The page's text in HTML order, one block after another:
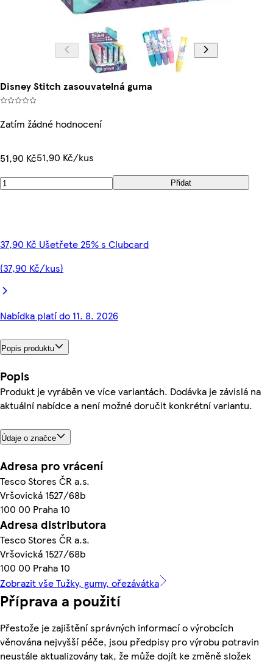
Disney Stitch zasouvatelná guma
Zatím žádné hodnocení
51,90 Kč51,90 Kč/kus
Přidat
37,90 Kč Ušetřete 25% s Clubcard
(37,90 Kč/kus)
Nabídka platí do 11. 8. 2026
Popis produktu
Popis
Produkt je vyráběn ve více variantách. Dodávka je závislá na
aktuální nabídce a není možné doručit konkrétní variantu.
Údaje o značce
Adresa pro vrácení
Tesco Stores ČR a.s.
Vršovická 1527/68b
100 00 Praha 10
Adresa distributora
Tesco Stores ČR a.s.
Vršovická 1527/68b
100 00 Praha 10
Zobrazit vše Tužky, gumy, ořezávátka
Příprava a použití
Přestože je zajištění správných informací o výrobcích
věnována nejvyšší péče, jsou předpisy pro výrobu potravin
neustále aktualizovány tak, že může dojít ke změně složek